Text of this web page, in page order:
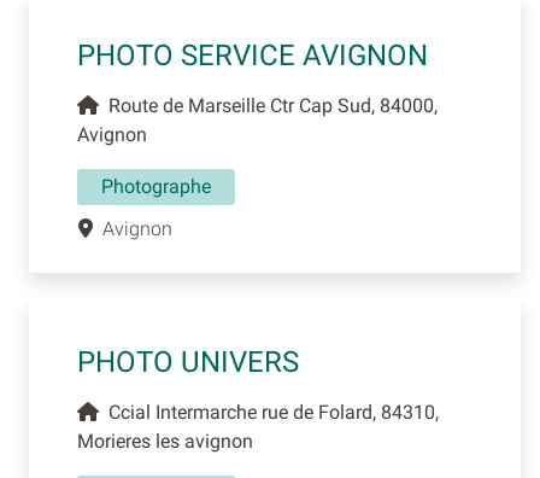
PHOTO SERVICE AVIGNON
Route de Marseille Ctr Cap Sud, 84000,
Avignon
Photographe
Avignon
PHOTO UNIVERS
Ccial Intermarche rue de Folard, 84310,
Morieres les avignon